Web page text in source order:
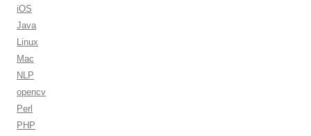
r
:
iOS
Java
Linux
Mac
NLP
opencv
Perl
PHP